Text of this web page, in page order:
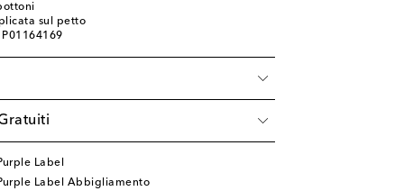
sul petto
Label
Label Abbigliamento